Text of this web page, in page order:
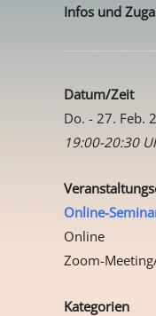
Infos und
Datum/Zeit
Do. - 27. Feb.
19:00-20:30
Online-
Online
Zoom-
Kategorien